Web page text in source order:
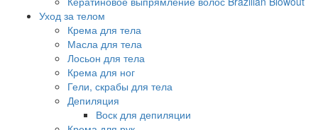
Уход за телом
Крема для тела
Масла для тела
Лосьон для тела
Крема для ног
Гели, скрабы для тела
Депиляция
Воск для депиляции